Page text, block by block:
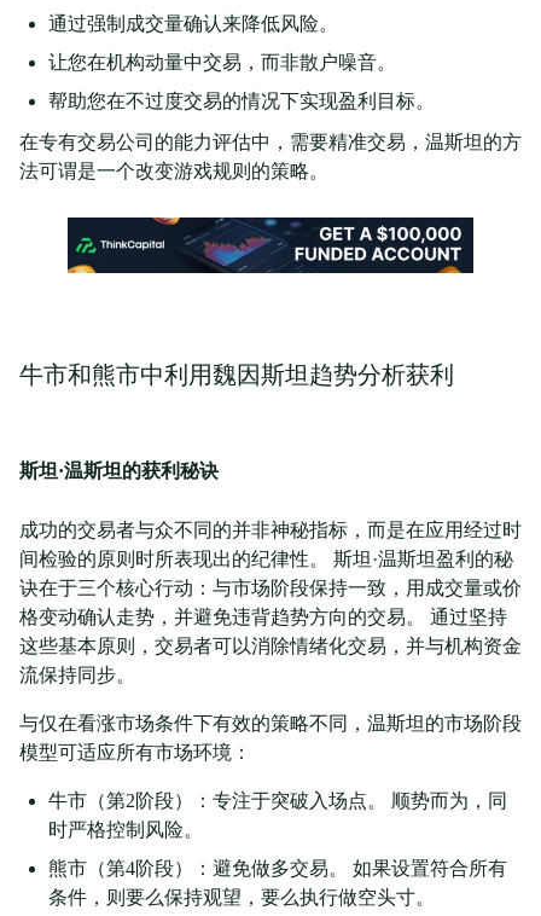
通过强制成交量确认来降低风险。
让您在机构动量中交易，而非散户噪音。
帮助您在不过度交易的情况下实现盈利目标。
在专有交易公司的能力评估中，需要精准交易，温斯坦的方
法可谓是一个改变游戏规则的策略。
牛市和熊市中利用魏因斯坦趋势分析获利
斯坦·温斯坦的获利秘诀
成功的交易者与众不同的并非神秘指标，而是在应用经过时
间检验的原则时所表现出的纪律性。 斯坦·温斯坦盈利的秘
诀在于三个核心行动：与市场阶段保持一致，用成交量或价
格变动确认走势，并避免违背趋势方向的交易。 通过坚持
这些基本原则，交易者可以消除情绪化交易，并与机构资金
流保持同步。
与仅在看涨市场条件下有效的策略不同，温斯坦的市场阶段
模型可适应所有市场环境：
牛市（第2阶段）：专注于突破入场点。 顺势而为，同
时严格控制风险。
熊市（第4阶段）：避免做多交易。 如果设置符合所有
条件，则要么保持观望，要么执行做空头寸。